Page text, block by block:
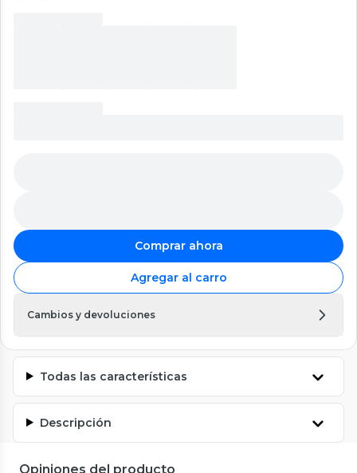
Comprar ahora
Agregar al carro
Cambios y devoluciones
Todas las características
Descripción
Opiniones del producto